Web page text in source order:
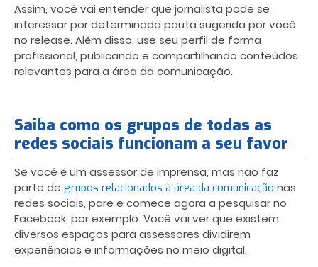
Assim, você vai entender que jornalista pode se
interessar por determinada pauta sugerida por você
no release. Além disso, use seu perfil de forma
profissional, publicando e compartilhando conteúdos
relevantes para a área da comunicação.
Saiba como os grupos de todas as
redes sociais funcionam a seu favor
Se você é um assessor de imprensa, mas não faz
parte de grupos relacionados à área da comunicação nas
redes sociais, pare e comece agora a pesquisar no
Facebook, por exemplo. Você vai ver que existem
diversos espaços para assessores dividirem
experiências e informações no meio digital.